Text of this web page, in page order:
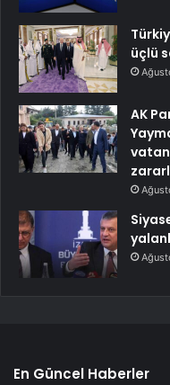
üçlü
AK
En Güncel Haberler